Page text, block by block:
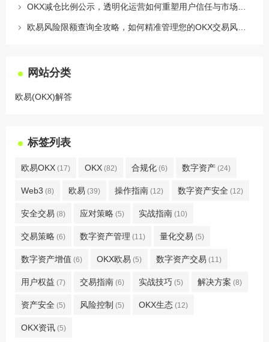
网站分类
欧易(OKX)解答
标签列表
欧易OKX (17) OKX (82) 合规化 (6) 数字资产 (24)
Web3 (8) 欧易 (39) 操作指南 (12) 数字资产安全 (12)
安全交易 (8) 应对策略 (5) 实战指南 (10)
交易策略 (6) 数字资产管理 (11) 量化交易 (5)
数字资产增值 (6) OKX欧易 (5) 数字资产交易 (11)
用户权益 (7) 交易指南 (6) 实战技巧 (5) 解决方案 (8)
资产安全 (5) 风险控制 (5) OKX生态 (12)
OKX资讯 (5)